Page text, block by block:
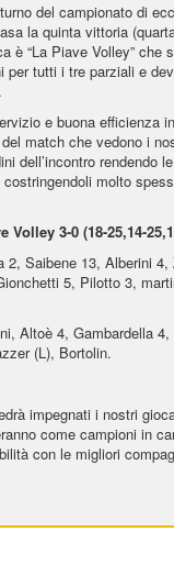
del campionato di
la quinta vittoria
è “La Piave Volley” che
per tutti i tre parziali e
e buona efficienza
match che vedono i
dell’incontro rendendo
molto
Volley 3-0 (18-25,14-
2, Saibene 13, Alberini
5, Pilotto 3,
Altoè 4, Gambardella
(L), Bortolin.
impegnati i nostri
come campioni in
con le migliori